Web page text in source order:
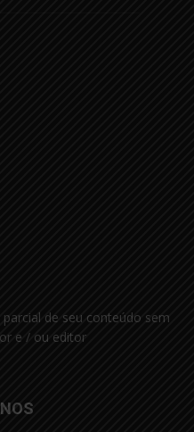
de seu conteúdo sem
e / ou editor